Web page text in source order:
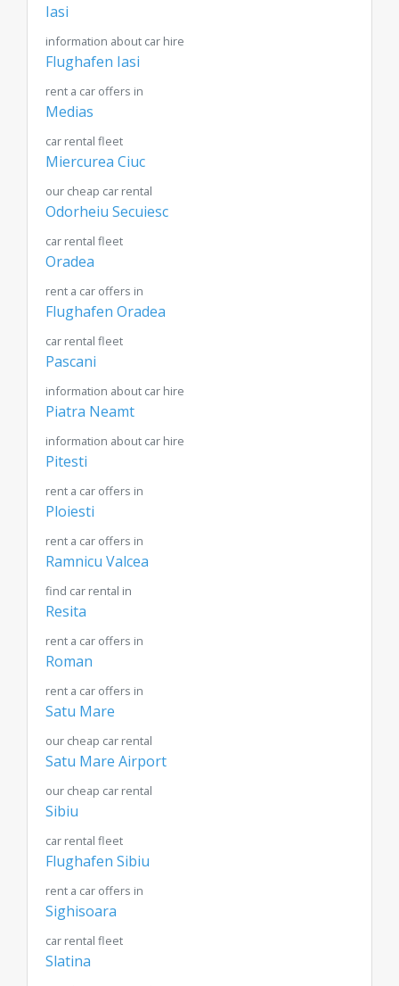
Iasi
information about car hire
Flughafen Iasi
rent a car offers in
Medias
car rental fleet
Miercurea Ciuc
our cheap car rental
Odorheiu Secuiesc
car rental fleet
Oradea
rent a car offers in
Flughafen Oradea
car rental fleet
Pascani
information about car hire
Piatra Neamt
information about car hire
Pitesti
rent a car offers in
Ploiesti
rent a car offers in
Ramnicu Valcea
find car rental in
Resita
rent a car offers in
Roman
rent a car offers in
Satu Mare
our cheap car rental
Satu Mare Airport
our cheap car rental
Sibiu
car rental fleet
Flughafen Sibiu
rent a car offers in
Sighisoara
car rental fleet
Slatina